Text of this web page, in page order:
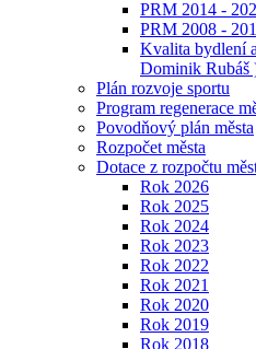
PRM 2014 -
PRM 2008 -
Kvalita bydlení
Dominik Rubáš
Plán rozvoje sportu
Program regenerace
Povodňový plán města
Rozpočet města
Dotace z rozpočtu
Rok 2026
Rok 2025
Rok 2024
Rok 2023
Rok 2022
Rok 2021
Rok 2020
Rok 2019
Rok 2018